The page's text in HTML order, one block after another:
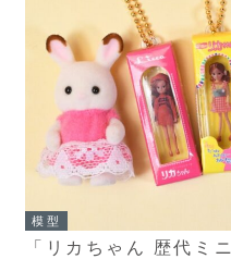
模型
「リカちゃん 歴代ミ